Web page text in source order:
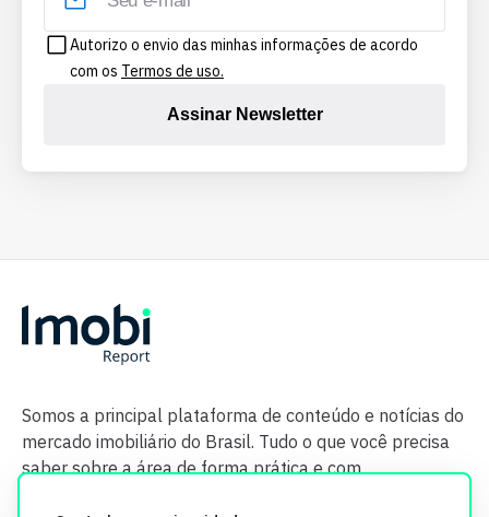
Autorizo o envio das minhas informações de acordo
com os Termos de uso.
Assinar Newsletter
Somos a principal plataforma de conteúdo e notícias do
mercado imobiliário do Brasil. Tudo o que você precisa
saber sobre a área de forma prática e com